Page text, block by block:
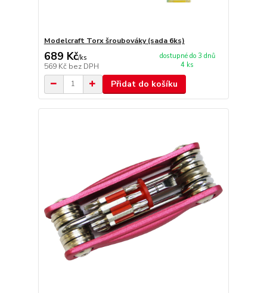
Modelcraft Torx šroubováky (sada 6ks)
689 Kč/ks
569 Kč bez DPH
dostupné do 3 dnů
4 ks
Přidat do košíku